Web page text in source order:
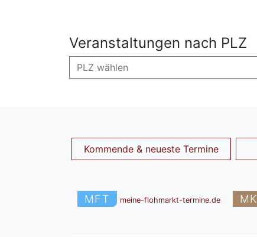
Veranstaltungen nach PLZ
PLZ wählen
Kommende & neueste Termine
MFT meine-flohmarkt-termine.de